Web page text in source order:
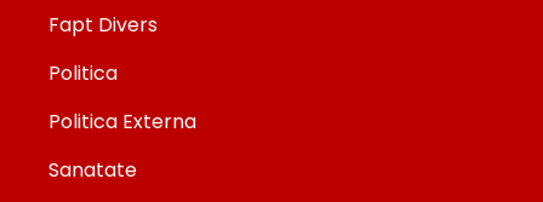
Fapt Divers
Politica
Politica Externa
Sanatate